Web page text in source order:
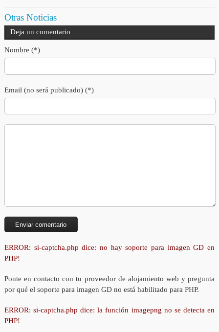
Otras Noticias
Deja un comentario
Nombre (*)
Email (no será publicado) (*)
ERROR: si-captcha.php dice: no hay soporte para imagen GD en
PHP!
Ponte en contacto con tu proveedor de alojamiento web y pregunta
por qué el soporte para imagen GD no está habilitado para PHP.
ERROR: si-captcha.php dice: la función imagepng no se detecta en
PHP!